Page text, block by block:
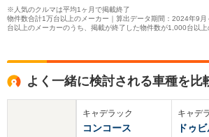
※人気のクルマは平均1ヶ月で掲載終了
物件数合計1万台以上のメーカー｜算出データ期間：2024年9
台以上のメーカーのうち、掲載が終了した物件数が1,000台以上
よく一緒に検討される車種を比
キャデラック
コンコース
キャデ
ドゥ